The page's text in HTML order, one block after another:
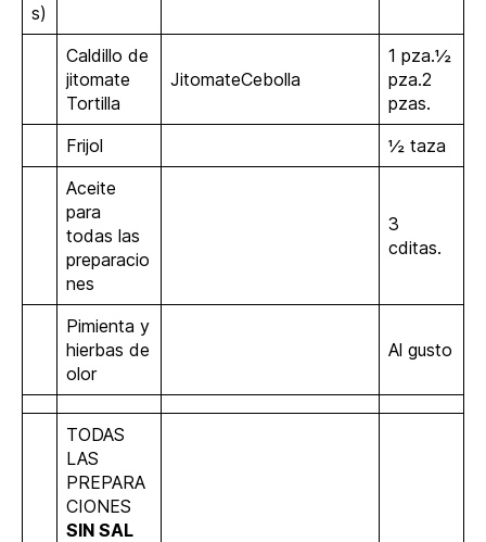
s)
Caldillo de
jitomate
Tortilla
JitomateCebolla
1 pza.½
pza.2
pzas.
Frijol
½ taza
Aceite
para
todas las
preparacio
nes
3
cditas.
Pimienta y
hierbas de
olor
Al gusto
TODAS
LAS
PREPARA
CIONES
SIN SAL